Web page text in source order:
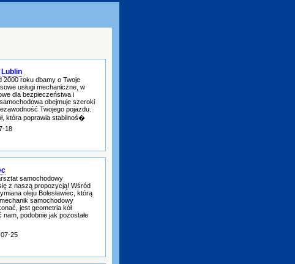
2000 roku dbamy o Twoje
usługi mechaniczne, w
dla bezpieczeństwa i
obejmuje szeroki
Twojego pojazdu.
która poprawia stabilnoś�
18
samochodowy
z naszą propozycją! Wśród
oleju Bolesławiec, którą
samochodowy
jest geometria kół
podobnie jak pozostałe
25